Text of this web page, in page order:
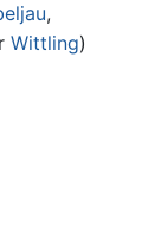
,
Wittling)